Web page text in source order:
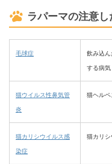
ラパーマの注意
毛球症
飲み込
する病気
猫ウイルス性鼻気管
炎
猫ヘル
猫カリシウイルス感
染症
猫カリ